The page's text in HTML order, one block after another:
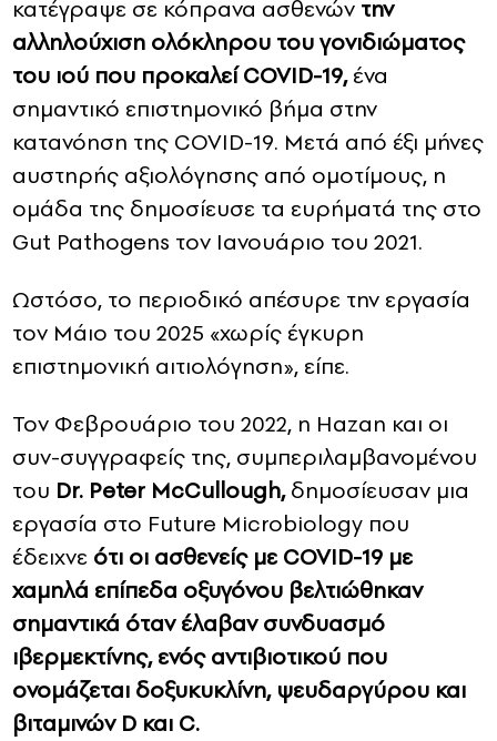
κατέγραψε σε κόπρανα ασθενών την
αλληλούχιση ολόκληρου του γονιδιώματος
του ιού που προκαλεί COVID-19,ένα
σημαντικό επιστημονικό βήμα στην
κατανόηση της COVID-19. Μετά από έξι μήνες
αυστηρής αξιολόγησης από ομοτίμους, η
ομάδα της δημοσίευσε τα ευρήματά της στο
Gut Pathogens τον Ιανουάριο του 2021.
Ωστόσο, το περιοδικό απέσυρε την εργασία
τον Μάιο του 2025 «χωρίς έγκυρη
επιστημονική αιτιολόγηση», είπε.
Τον Φεβρουάριο του 2022, η Hazan και οι
συν-συγγραφείς της, συμπεριλαμβανομένου
του Dr. Peter McCullough,δημοσίευσαν μια
εργασία στο Future Microbiology που
έδειχνε ότι οι ασθενείς με COVID-19 με
χαμηλά επίπεδα οξυγόνου βελτιώθηκαν
σημαντικά όταν έλαβαν συνδυασμό
ιβερμεκτίνης, ενός αντιβιοτικού που
ονομάζεται δοξυκυκλίνη, ψευδαργύρου και
βιταμινών D και C.